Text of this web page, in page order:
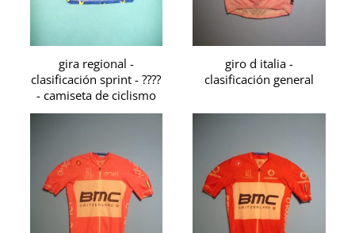
gira regional -
clasificación sprint - ????
- camiseta de ciclismo
giro d italia -
clasificación general